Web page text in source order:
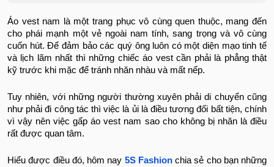
Áo vest nam là một trang phục vô cùng quen thuộc, mang đến
cho phái mạnh một vẻ ngoài nam tính, sang trọng và vô cùng
cuốn hút. Để đảm bảo các quý ông luôn có một diện mạo tinh tế
và lịch lãm nhất thì những chiếc áo vest cần phải là phẳng thật
kỹ trước khi mặc để tránh nhăn nhàu và mất nếp.
Tuy nhiên, với những người thường xuyên phải di chuyển cũng
như phải đi công tác thì việc là ủi là điều tương đối bất tiện, chính
vì vậy nên việc gấp áo vest nam sao cho không bị nhăn là điều
rất được quan tâm.
Hiểu được điều đó, hôm nay 5S Fashionchia sẻ cho bạn những